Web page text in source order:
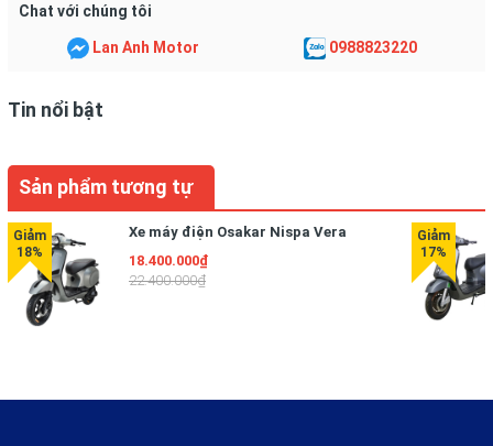
Chat với chúng tôi
Lan Anh Motor 0988823220
Tin nổi bật
Sản phẩm tương tự
Xe máy điện Osakar Nispa Vera
18.400.000₫
22.400.000₫